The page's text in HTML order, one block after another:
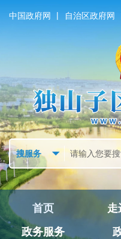
中国政府网 | 自治区政府网
首页 走
政务服务